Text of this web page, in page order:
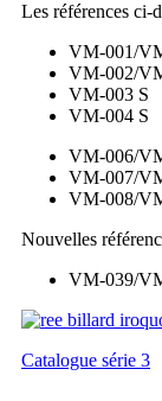
Les références ci-
VM-001/
VM-002/
VM-003 S
VM-004 S
VM-006/
VM-007/
VM-008/
Nouvelles
VM-039/
Catalogue série 3